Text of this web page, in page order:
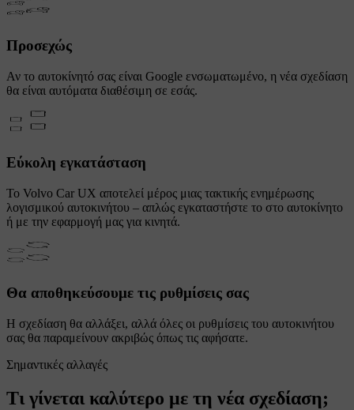
Προσεχώς
Αν το αυτοκίνητό σας είναι Google ενσωματωμένο, η νέα σχεδίαση
θα είναι αυτόματα διαθέσιμη σε εσάς.
Εύκολη εγκατάσταση
Το Volvo Car UX αποτελεί μέρος μιας τακτικής ενημέρωσης
λογισμικού αυτοκινήτου – απλώς εγκαταστήστε το στο αυτοκίνητο
ή με την εφαρμογή μας για κινητά.
Θα αποθηκεύσουμε τις ρυθμίσεις σας
Η σχεδίαση θα αλλάξει, αλλά όλες οι ρυθμίσεις του αυτοκινήτου
σας θα παραμείνουν ακριβώς όπως τις αφήσατε.
Σημαντικές αλλαγές
Τι γίνεται καλύτερο με τη νέα σχεδίαση;